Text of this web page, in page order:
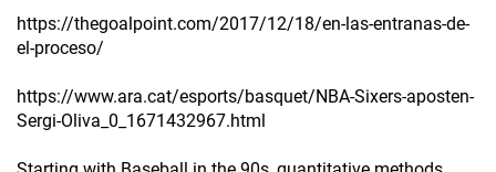
https://thegoalpoint.com/2017/12/18/en-las-entranas-de-
el-proceso/
https://www.ara.cat/esports/basquet/NBA-Sixers-aposten-
Sergi-Oliva_0_1671432967.html